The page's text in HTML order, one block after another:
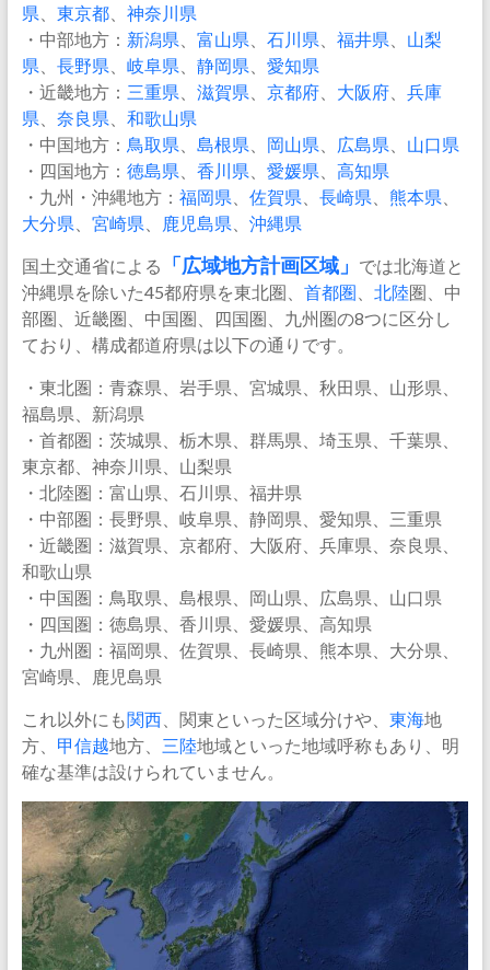
県
東京都、 神奈川県
・中部地方： 新潟県 富山県 石川県 福井県
山梨
県
長野県 岐阜県 静岡県
愛知県
・近畿地方： 三重県 滋賀県 京都府、 大阪府、 兵庫
県
奈良県
和歌山県
・中国地方： 鳥取県 島根県 岡山県 広島県
山口県
・四国地方： 徳島県 香川県 愛媛県
高知県
・九州・沖縄地方： 福岡県 佐賀県 長崎県 熊本県
大分県
宮崎県 鹿児島県 沖縄県
国土交通省による 「 広域地方計画区域」 では北海道と
沖縄県を除いた45都府県を東北圏、 首都圏 北陸圏、中
部圏、近畿圏、中国圏、四国圏、九州圏の8つに区分し
ており、構成都道府県は以下の通りです。
・東北圏：青森県、岩手県、宮城県、秋田県、山形県、
福島県、新潟県
・首都圏：茨城県、栃木県、群馬県、埼玉県、千葉県、
東京都、神奈川県、山梨県
・北陸圏：富山県、石川県、福井県
・中部圏：長野県、岐阜県、静岡県、愛知県、三重県
・近畿圏：滋賀県、京都府、大阪府、兵庫県、奈良県、
和歌山県
・中国圏：鳥取県、島根県、岡山県、広島県、山口県
・四国圏：徳島県、香川県、愛媛県、高知県
・九州圏：福岡県、佐賀県、長崎県、熊本県、大分県、
宮崎県、鹿児島県
これ以外にも関西、関東といった区域分けや、 東海地
方、 甲信越地方、 三陸地域といった地域呼称もあり、明
確な基準は設けられていません。